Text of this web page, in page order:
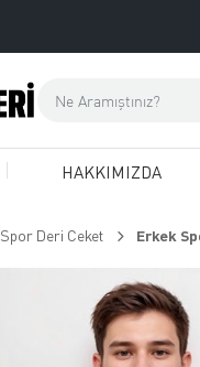
HAKKIMIZDA
Spor Deri Ceket Erkek